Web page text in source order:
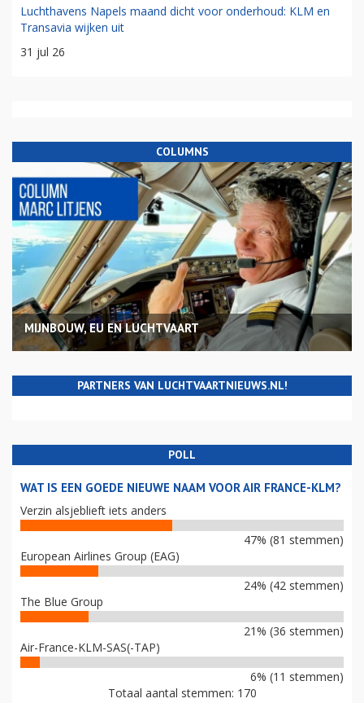
Luchthavens Napels maand dicht voor onderhoud: KLM en
Transavia wijken uit
31 jul 26
COLUMNS
MIJNBOUW, EU EN LUCHTVAART
PARTNERS VAN LUCHTVAARTNIEUWS.NL!
POLL
WAT IS EEN GOEDE NIEUWE NAAM VOOR AIR FRANCE-KLM?
Verzin alsjeblieft iets anders
47% (81 stemmen)
European Airlines Group (EAG)
24% (42 stemmen)
The Blue Group
21% (36 stemmen)
Air-France-KLM-SAS(-TAP)
6% (11 stemmen)
Totaal aantal stemmen: 170